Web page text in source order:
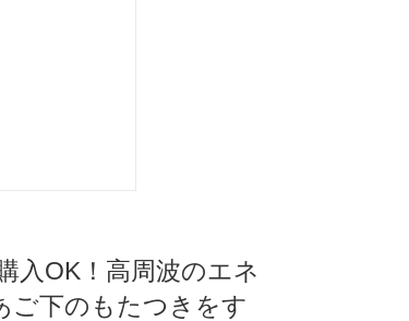
入OK！高周波のエネ
下のもたつきをす